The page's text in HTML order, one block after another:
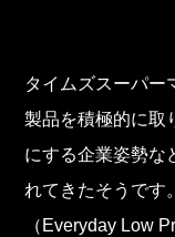
タイムズスーパー
製品を積極的に取
にする企業姿勢な
れてきたそうです
（Everyday Low